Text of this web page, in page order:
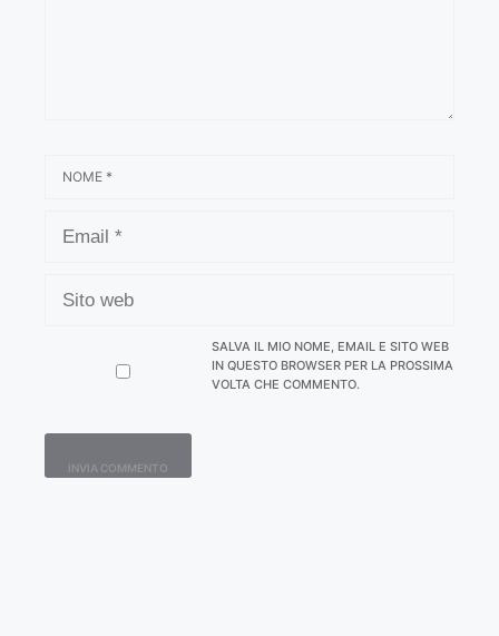
WEB
SALVA IL MIO NOME, EMAIL E SITO WEB
IN QUESTO BROWSER PER LA PROSSIMA
VOLTA CHE COMMENTO.